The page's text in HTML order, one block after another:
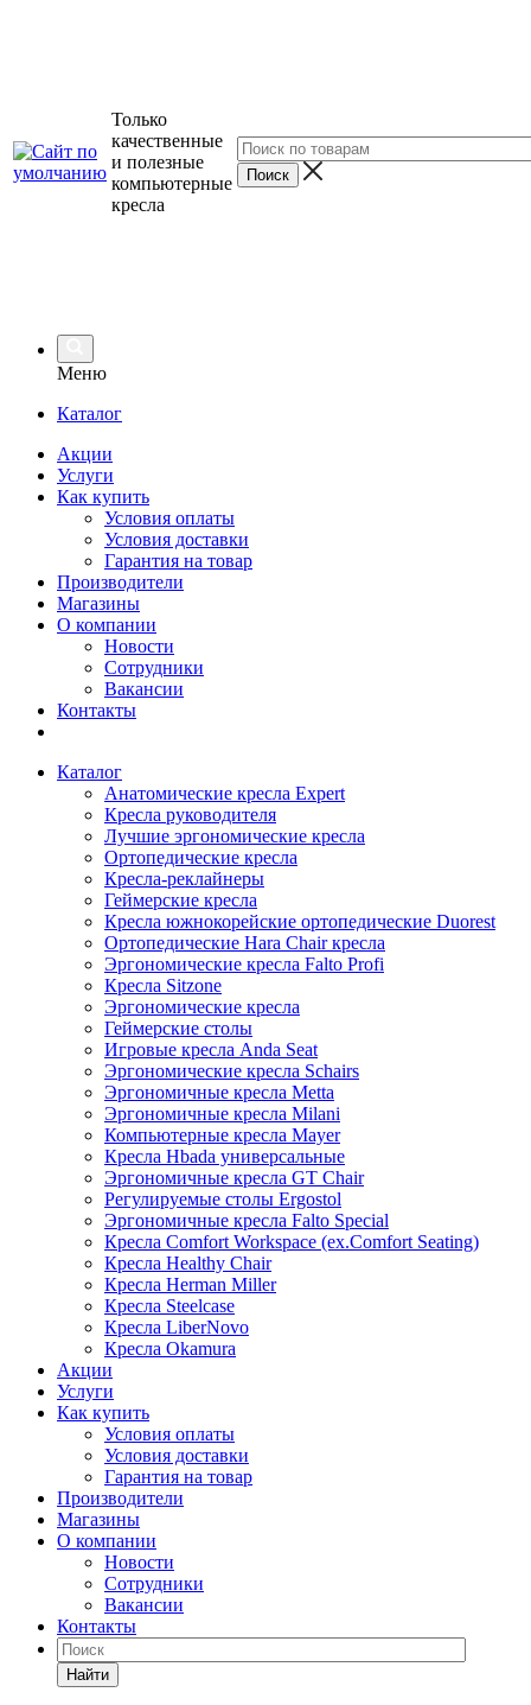
Только
качественные
и полезные
компьютерные
кресла
Меню
Каталог
Акции
Услуги
Как купить
Условия оплаты
Условия доставки
Гарантия на товар
Производители
Магазины
О компании
Новости
Сотрудники
Вакансии
Контакты
Каталог
Анатомические кресла Expert
Кресла руководителя
Лучшие эргономические кресла
Ортопедические кресла
Кресла-реклайнеры
Геймерские кресла
Кресла южнокорейские ортопедические Duorest
Ортопедические Hara Chair кресла
Эргономические кресла Falto Profi
Кресла Sitzone
Эргономические кресла
Геймерские столы
Игровые кресла Anda Seat
Эргономические кресла Schairs
Эргономичные кресла Metta
Эргономичные кресла Milani
Компьютерные кресла Mayer
Кресла Hbada универсальные
Эргономичные кресла GT Chair
Регулируемые столы Ergostol
Эргономичные кресла Falto Special
Кресла Comfort Workspace (ex.Comfort Seating)
Кресла Healthy Chair
Кресла Herman Miller
Кресла Steelcase
Кресла LiberNovo
Кресла Okamura
Акции
Услуги
Как купить
Условия оплаты
Условия доставки
Гарантия на товар
Производители
Магазины
О компании
Новости
Сотрудники
Вакансии
Контакты
Найти